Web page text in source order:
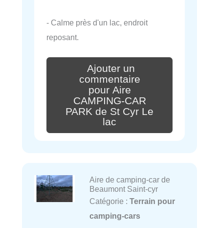
- Calme près d'un lac, endroit
reposant.
Ajouter un
commentaire
pour Aire
CAMPING-CAR
PARK de St Cyr Le
lac
Aire de camping-car de
Beaumont Saint-cyr
Catégorie : Terrain pour
camping-cars